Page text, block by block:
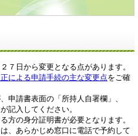
７日から変更となる点があります。
による申請手続の主な変更点をご確
申請書表面の「所持人自署欄」、
記入してください。
方の身分証明書が必要となります。
、あらかじめ窓口に電話で予約して